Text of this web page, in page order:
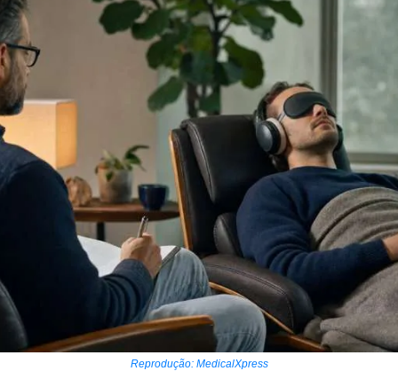
Reprodução: MedicalXpress